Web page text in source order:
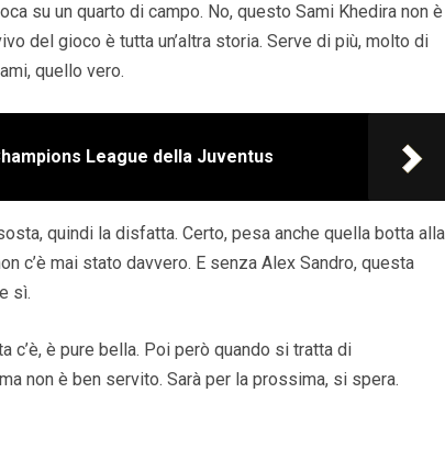
su un quarto di campo. No, questo Sami Khedira non è
del gioco è tutta un’altra storia. Serve di più, molto di
quello vero.
League della Juventus
quindi la disfatta. Certo, pesa anche quella botta alla
c’è mai stato davvero. E senza Alex Sandro, questa
sì.
c’è, è pure bella. Poi però quando si tratta di
non è ben servito. Sarà per la prossima, si spera.